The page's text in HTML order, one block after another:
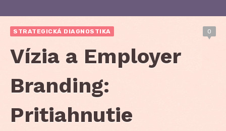
STRATEGICKÁ DIAGNOSTIKA 0
Vízia a Employer
Branding:
Pritiahnutie